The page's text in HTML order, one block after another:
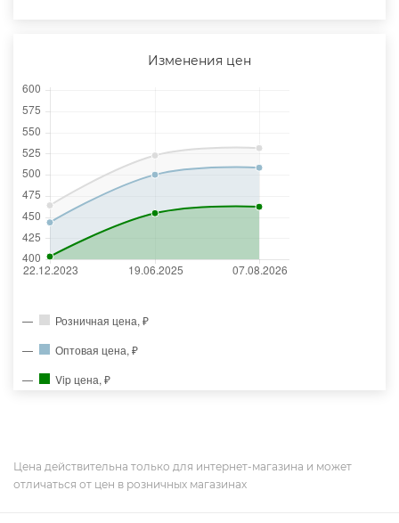
Изменения цен
Розничная цена, ₽
Оптовая цена, ₽
Vip цена, ₽
Цена действительна только для интернет-магазина и может
отличаться от цен в розничных магазинах